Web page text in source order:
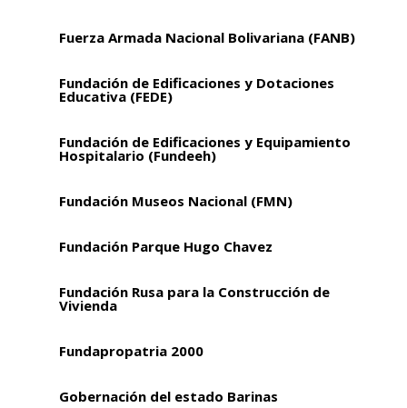
Fuerza Armada Nacional Bolivariana (FANB)
Fundación de Edificaciones y Dotaciones
Educativa (FEDE)
Fundación de Edificaciones y Equipamiento
Hospitalario (Fundeeh)
Fundación Museos Nacional (FMN)
Fundación Parque Hugo Chavez
Fundación Rusa para la Construcción de
Vivienda
Fundapropatria 2000
Gobernación del estado Barinas